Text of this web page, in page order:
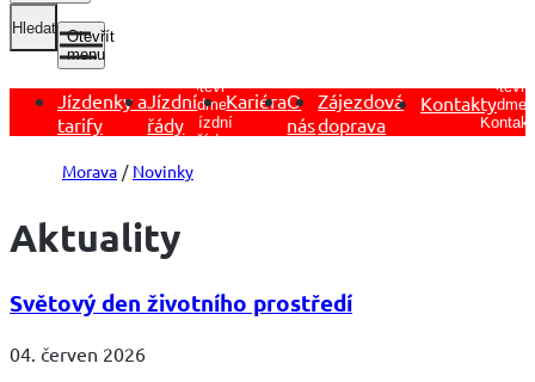
Hledat
Otevřít
menu
Jízdenky a
tarify
Jízdní
řády
Otevřít
podmenu
Jízdní
řády
KariéraO
nás
Zájezdová
doprava
Kontakty
Otevřít
Morava Novinky
Aktuality
Světový den životního prostředí
04. červen 2026